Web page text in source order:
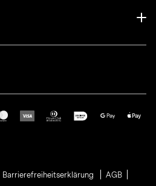
Barrierefreiheitserklärung
AGB